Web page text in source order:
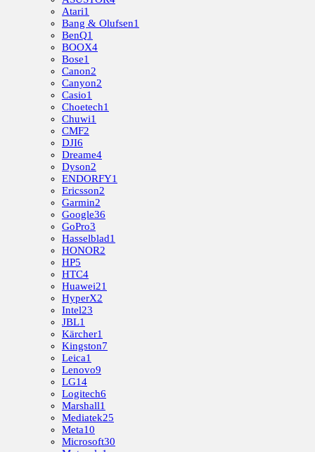
Atari1
Bang & Olufsen1
BenQ1
BOOX4
Bose1
Canon2
Canyon2
Casio1
Choetech1
Chuwi1
CMF2
DJI6
Dreame4
Dyson2
ENDORFY1
Ericsson2
Garmin2
Google36
GoPro3
Hasselblad1
HONOR2
HP5
HTC4
Huawei21
HyperX2
Intel23
JBL1
Kärcher1
Kingston7
Leica1
Lenovo9
LG14
Logitech6
Marshall1
Mediatek25
Meta10
Microsoft30